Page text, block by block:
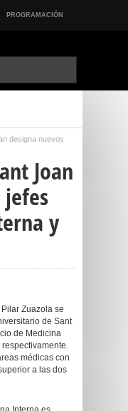
PROGRAMACIÓN
designa nuevos
Joan
y
Zuazola se
de Sant
de Medicina
médicas con
a las dos